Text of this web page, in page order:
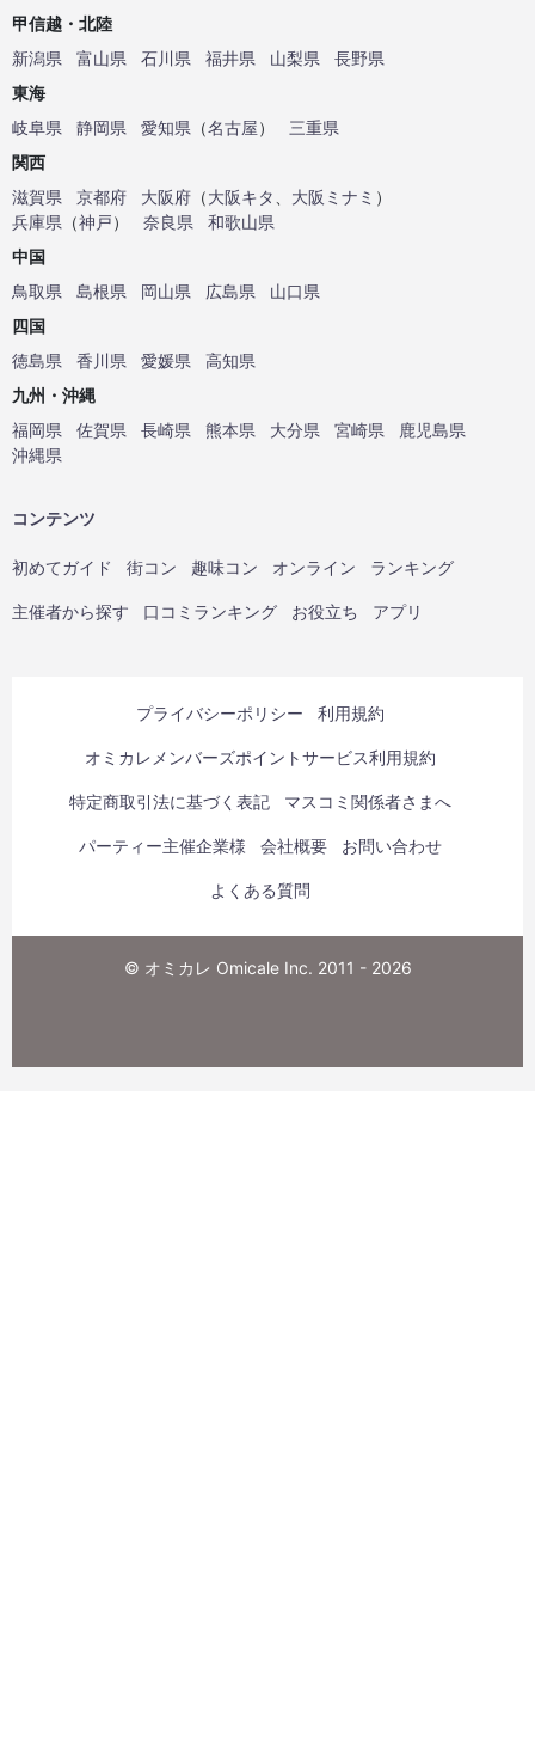
甲信越・北陸
新潟県
富山県 石川県 福井県 山梨県
長野県
東海
岐阜県
静岡県 愛知県 （名古屋）
三重県
関西
滋賀県
京都府 大阪府 （大阪キタ 大阪ミナミ ）
兵庫県 （神戸） 奈良県
和歌山県
中国
鳥取県
島根県 岡山県 広島県
山口県
四国
徳島県
香川県 愛媛県
高知県
九州・沖縄
福岡県
佐賀県 長崎県 熊本県 大分県 宮崎県
鹿児島県
沖縄県
コンテンツ
初めてガイド 街コン 趣味コン オンライン ランキング
主催者から探す 口コミランキング お役立ち アプリ
プライバシーポリシー 利用規約
オミカレメンバーズポイントサービス利用規約
特定商取引法に基づく表記 マスコミ関係者さまへ
パーティー主催企業様 会社概要 お問い合わせ
よくある質問
© オミカレ Omicale Inc. 2011 - 2026